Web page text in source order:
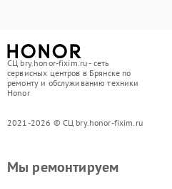
СЦ bry.honor-fixim.ru - сеть
сервисных центров в Брянске по
ремонту и обслуживанию техники
Honor
2021-2026 © СЦ bry.honor-fixim.ru
Мы ремонтируем